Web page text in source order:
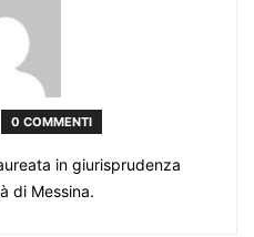
0 COMMENTI
in giurisprudenza
di Messina.